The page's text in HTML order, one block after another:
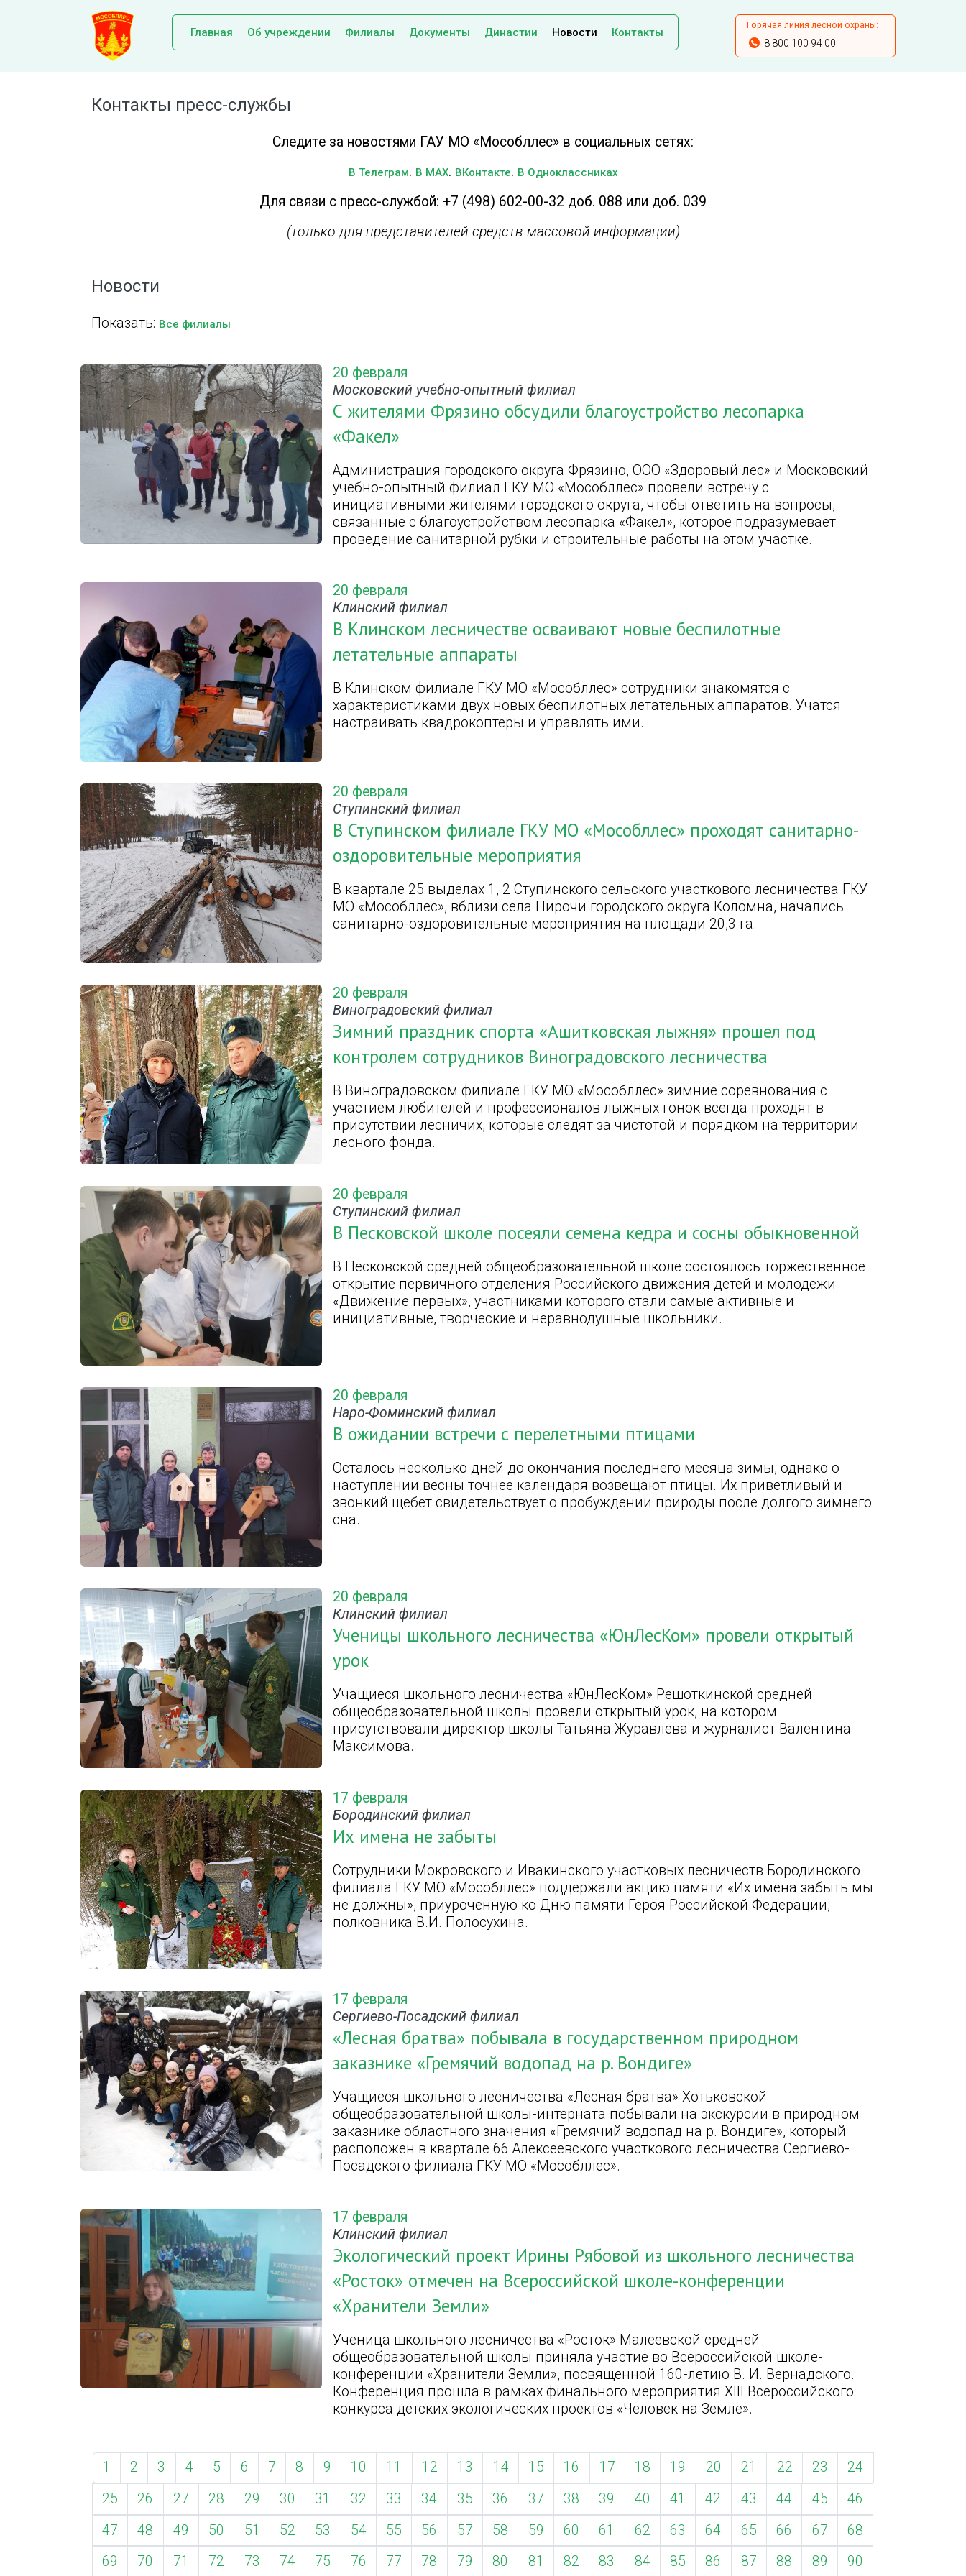
Главная Об учреждении Филиалы Документы Династии Новости Контакты
Горячая линия лесной охраны:
8 800 100 94 00
Контакты пресс-службы
Следите за новостями ГАУ МО «Мособллес» в социальных сетях:
В Телеграм. В MAX. ВКонтакте. В Одноклассниках
Для связи с пресс-службой: +7 (498) 602-00-32 доб. 088 или доб. 039
(только для представителей средств массовой информации)
Новости
Показать: Все филиалы
20 февраля
Московский учебно-опытный филиал
С жителями Фрязино обсудили благоустройство лесопарка
«Факел»
Администрация городского округа Фрязино, ООО «Здоровый лес» и Московский
учебно-опытный филиал ГКУ МО «Мособллес» провели встречу с
инициативными жителями городского округа, чтобы ответить на вопросы,
связанные с благоустройством лесопарка «Факел», которое подразумевает
проведение санитарной рубки и строительные работы на этом участке.
20 февраля
Клинский филиал
В Клинском лесничестве осваивают новые беспилотные
летательные аппараты
В Клинском филиале ГКУ МО «Мособллес» сотрудники знакомятся с
характеристиками двух новых беспилотных летательных аппаратов. Учатся
настраивать квадрокоптеры и управлять ими.
20 февраля
Ступинский филиал
В Ступинском филиале ГКУ МО «Мособллес» проходят санитарно-
оздоровительные мероприятия
В квартале 25 выделах 1, 2 Ступинского сельского участкового лесничества ГКУ
МО «Мособллес», вблизи села Пирочи городского округа Коломна, начались
санитарно-оздоровительные мероприятия на площади 20,3 га.
20 февраля
Виноградовский филиал
Зимний праздник спорта «Ашитковская лыжня» прошел под
контролем сотрудников Виноградовского лесничества
В Виноградовском филиале ГКУ МО «Мособллес» зимние соревнования с
участием любителей и профессионалов лыжных гонок всегда проходят в
присутствии лесничих, которые следят за чистотой и порядком на территории
лесного фонда.
20 февраля
Ступинский филиал
В Песковской школе посеяли семена кедра и сосны обыкновенной
В Песковской средней общеобразовательной школе состоялось торжественное
открытие первичного отделения Российского движения детей и молодежи
«Движение первых», участниками которого стали самые активные и
инициативные, творческие и неравнодушные школьники.
20 февраля
Наро-Фоминский филиал
В ожидании встречи с перелетными птицами
Осталось несколько дней до окончания последнего месяца зимы, однако о
наступлении весны точнее календаря возвещают птицы. Их приветливый и
звонкий щебет свидетельствует о пробуждении природы после долгого зимнего
сна.
20 февраля
Клинский филиал
Ученицы школьного лесничества «ЮнЛесКом» провели открытый
урок
Учащиеся школьного лесничества «ЮнЛесКом» Решоткинской средней
общеобразовательной школы провели открытый урок, на котором
присутствовали директор школы Татьяна Журавлева и журналист Валентина
Максимова.
17 февраля
Бородинский филиал
Их имена не забыты
Сотрудники Мокровского и Ивакинского участковых лесничеств Бородинского
филиала ГКУ МО «Мособллес» поддержали акцию памяти «Их имена забыть мы
не должны», приуроченную ко Дню памяти Героя Российской Федерации,
полковника В.И. Полосухина.
17 февраля
Сергиево-Посадский филиал
«Лесная братва» побывала в государственном природном
заказнике «Гремячий водопад на р. Вондиге»
Учащиеся школьного лесничества «Лесная братва» Хотьковской
общеобразовательной школы-интерната побывали на экскурсии в природном
заказнике областного значения «Гремячий водопад на р. Вондиге», который
расположен в квартале 66 Алексеевского участкового лесничества Сергиево-
Посадского филиала ГКУ МО «Мособллес».
17 февраля
Клинский филиал
Экологический проект Ирины Рябовой из школьного лесничества
«Росток» отмечен на Всероссийской школе-конференции
«Хранители Земли»
Ученица школьного лесничества «Росток» Малеевской средней
общеобразовательной школы приняла участие во Всероссийской школе-
конференции «Хранители Земли», посвященной 160-летию В. И. Вернадского.
Конференция прошла в рамках финального мероприятия XIII Всероссийского
конкурса детских экологических проектов «Человек на Земле».
1 2 3 4 5 6 7 8 9 10 11 12 13 14 15 16 17 18 19 20 21 22 23
24
25
26 27 28 29 30 31 32 33 34 35 36 37 38 39 40 41 42 43 44 45
46
47
48 49 50 51 52 53 54 55 56 57 58 59 60 61 62 63 64 65 66 67
68
69
70 71 72 73 74 75 76 77 78 79 80 81 82 83 84 85 86 87 88 89 90